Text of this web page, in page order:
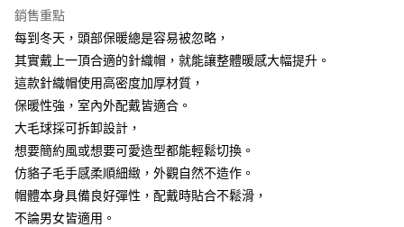
１．簡單：不需註冊會員、不需綁卡、不需儲值。
２．便利：只要手機號碼，簡訊認證，即可結帳。
３．安心：先確認商品／服務後，再付款。
１．於結帳方式選擇「AFTEE先享後付」後，將跳轉至「AFTEE先享後付」
結帳頁面，進行簡訊認證並確認金額後，即可完成結帳。
２．訂單成立數日內，您將收到繳費通知簡訊。
３．收到繳費通知簡訊後14天內，點擊此簡訊中的連結，可透過四大超商／
ATM／網路銀行／等多元方式進行付款，方視為交易完成。
※ 請注意：結帳手續完成當下不需立刻繳費，但若您需要取消訂單，請聯絡
後付繳納相關費用。
※ 交易是否成功請以「AFTEE先享後付 」之結帳頁面顯示為準，若有關於
運送方式
全家取貨付款
每筆NT$60，滿NT$499(含以上)免運費
7-11取貨付款
每筆NT$60，滿NT$499(含以上)免運費
7-11取貨(快速到店)
宅配
銷售重點
每到冬天，頭部保暖總是容易被忽略，
其實戴上一頂合適的針織帽，就能讓整體暖感大幅提升。
這款針織帽使用高密度加厚材質，
保暖性強，室內外配戴皆適合。
大毛球採可拆卸設計，
想要簡約風或想要可愛造型都能輕鬆切換。
仿貉子毛手感柔順細緻，外觀自然不造作。
帽體本身具備良好彈性，配戴時貼合不鬆滑，
不論男女皆適用。